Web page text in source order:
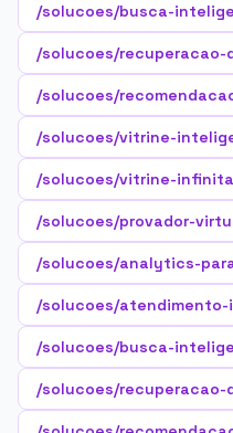
/solucoes/busca-
/solucoes/
/solucoes/
/solucoes/vitrine-
/solucoes/vitrine-
/solucoes/provador-
/solucoes/analytics-
/solucoes/
/solucoes/busca-
/solucoes/recuperacao-